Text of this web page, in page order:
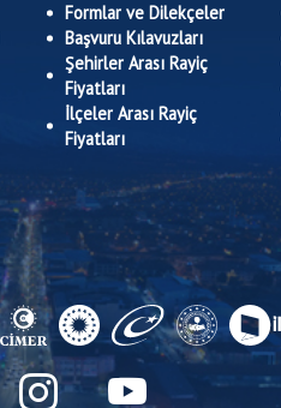
Formlar ve Dilekçeler
Başvuru Kılavuzları
Şehirler Arası Rayiç
Fiyatları
İlçeler Arası Rayiç
Fiyatları